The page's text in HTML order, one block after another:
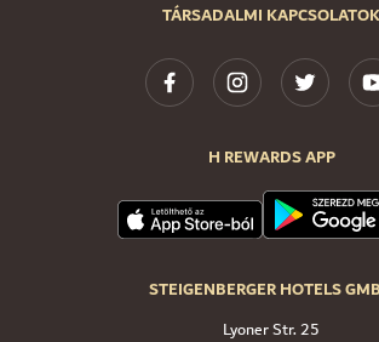
TÁRSADALMI KAPCSOLATOK
H REWARDS APP
STEIGENBERGER HOTELS
Lyoner Str. 25